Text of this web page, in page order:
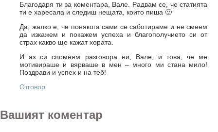
Благодаря ти за коментара, Вале. Радвам се, че статията
ти е харесала и следиш нещата, които пиша 🙂
Да, жалко е, че понякога сами се саботираме и не смеем
да изкажем и покажем успеха и благополучието си от
страх какво ще кажат хората.
И аз си спомням разговора ни, Вале, и това, че ме
мотивираше и вярваше в мен – много ми стана мило!
Поздрави и успех и на теб!
Отговор
Вашият коментар